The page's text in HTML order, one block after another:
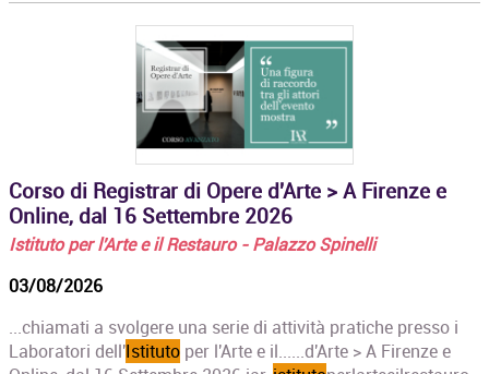
Corso di Registrar di Opere d'Arte > A Firenze e
Online, dal 16 Settembre 2026
Istituto per l'Arte e il Restauro - Palazzo Spinelli
03/08/2026
...chiamati a svolgere una serie di attività pratiche presso i
Laboratori dell'Istituto per l'Arte e il......d'Arte > A Firenze e